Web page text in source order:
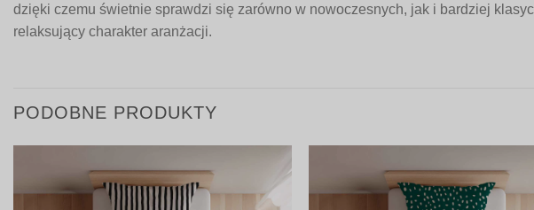
dzięki czemu świetnie sprawdzi się zarówno w nowoczesnych, jak i bardziej
relaksujący charakter aranżacji.
PODOBNE PRODUKTY